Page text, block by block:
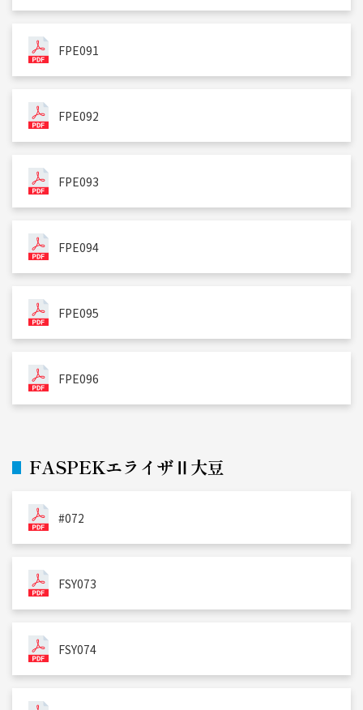
FPE091
FPE092
FPE093
FPE094
FPE095
FPE096
FASPEKエライザⅡ大豆
#072
FSY073
FSY074